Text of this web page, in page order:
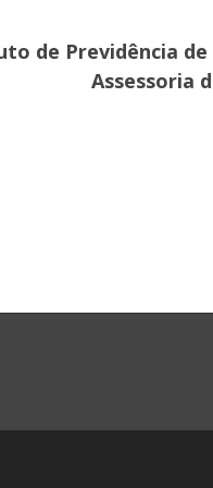
de Previdência
Assessoria